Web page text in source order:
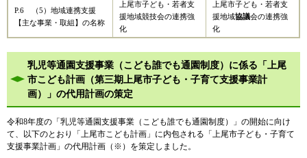
P.6 （5）地域連携支援
【主な事業・取組】の名称
上尾市子ども・若者支
援地域競技会の連携強
化
上尾市子ども・若者支
援地域協議会の連携強
化
乳児等通園支援事業（こども誰でも通園制度）に係る「上尾
市こども計画（第三期上尾市子ども・子育て支援事業計
画）」の代用計画の策定
令和8年度の「乳児等通園支援事業（こども誰でも通園制度）」の開始に向け
て、以下のとおり「上尾市こども計画」に内包される「上尾市子ども・子育て
支援事業計画」の代用計画（※）を策定しました。